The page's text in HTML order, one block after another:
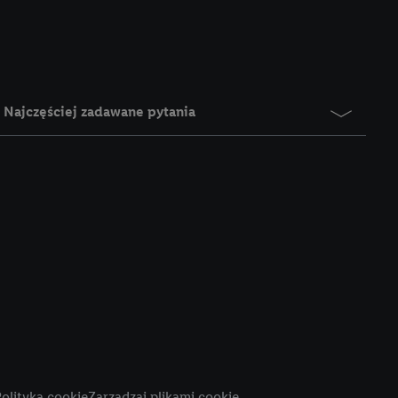
Najczęściej zadawane pytania
jednym z wyżej
możemy
rozpoznać
W tym celu
adres e-
adresu IP. Jeśli
użyciu adresu IP i
usług Lidl. W
Zgodę na
celów marketingu